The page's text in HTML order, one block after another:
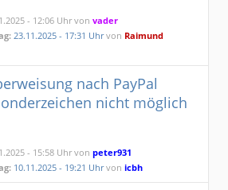
- 12:06 Uhr vonvader
23.11.2025 - 17:31 Uhrvon Raimund
nach PayPal
nicht möglich
- 15:58 Uhr vonpeter931
10.11.2025 - 19:21 Uhrvonicbh